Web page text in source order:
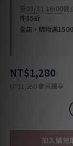
08/31 16:00截
件85折
全店，購物滿
NT$1,280
NT$1,250 會員獨享
加入購物